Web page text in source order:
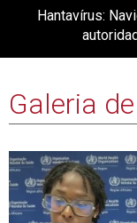
Hantavírus:
Galeria